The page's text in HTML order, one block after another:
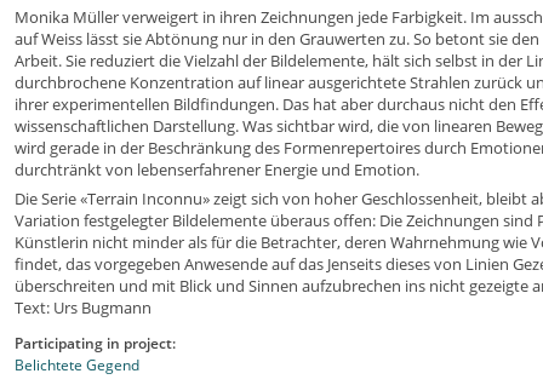
Monika Müller verweigert in ihren Zeichnungen jede Farbigkeit. Im
auf Weiss lässt sie Abtönung nur in den Grauwerten zu. So betont sie
Arbeit. Sie reduziert die Vielzahl der Bildelemente, hält sich selbst in der
durchbrochene Konzentration auf linear ausgerichtete Strahlen zurück
ihrer experimentellen Bildfindungen. Das hat aber durchaus nicht den
wissenschaftlichen Darstellung. Was sichtbar wird, die von linearen
wird gerade in der Beschränkung des Formenrepertoires durch
durchtränkt von lebenserfahrener Energie und Emotion.
Die Serie «Terrain Inconnu» zeigt sich von hoher Geschlossenheit, bleibt
Variation festgelegter Bildelemente überaus offen: Die Zeichnungen
Künstlerin nicht minder als für die Betrachter, deren Wahrnehmung wie
findet, das vorgegeben Anwesende auf das Jenseits dieses von Linien
überschreiten und mit Blick und Sinnen aufzubrechen ins nicht gezeigte
Text: Urs Bugmann
Participating in project:
Belichtete Gegend